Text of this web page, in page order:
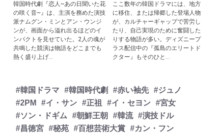
韓国時代劇『恋人~あの日聞いた花
の咲く音~』は、主演を務めた演技
派ナムグン・ミンとアン・ウンジ
ンが、画面から溢れ出るほどのイ
ンパクトを見せていた。2人の魂が
共鳴した競演は物語をどこまでも
熱く盛り上げ...
ここ数年の韓国ドラマには、地方
に移住、または帰郷した登場人物
が、カルチャーギャップで苦労し
たり、自己実現のために奮闘した
りする物語が多い。ディズニープ
ラス配信中の『孤島のエリートド
クター』もそのひと...
#韓国ドラマ #韓国時代劇 #赤い袖先 #ジュノ
#2PM
#イ・サン #正祖 #イ・セヨン #宮女
#ソン・ドギム
#朝鮮王朝 #韓流 #演技ドル
#昌徳宮 #秘苑 #百想芸術大賞 #カン・フン